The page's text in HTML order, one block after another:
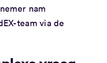
nam
team via de